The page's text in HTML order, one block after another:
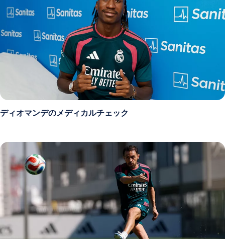
ディオマンデのメディカルチェック